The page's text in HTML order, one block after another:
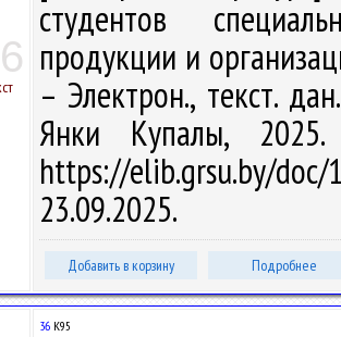
студентов
продукции и
– Электрон., текст.
Янки Купалы,
https://elib.grsu.by/
23.09.2025.
Добавить в корзину Подробнее
36 К95